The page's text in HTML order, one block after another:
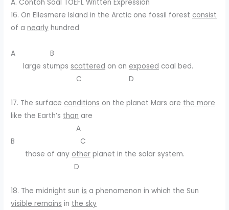
A. Contoh Soal TOEFL Written Expression
16. On Ellesmere Island in the Arctic one fossil forest consist
of anearly hundred
A B
large stumps scattered on an exposed coal bed.
C D
17. The surface conditions on the planet Mars are the more
like the Earth’s than are
A
B C
those of any other planet in the solar system.
D
18. The midnight sunis a phenomenon in which the Sun
visible remains in the sky